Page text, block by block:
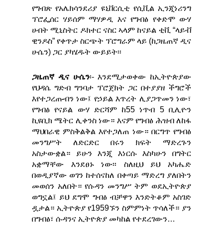
የግብጽ የአሌክሳንደሪያ ዩኒቨርሲቲ የሲቪል ኢንጂነሪንግ
ፕሮፌሰር ሃይሰም ማሃዎዲ እና የግብፅ የቀድሞ ውሃ
ሀብት ሚኒስትር ዶክተር ናስር ኣላም ከናይል ቲቪ “ላይቭ
ዊንዶስ” የቀጥታ ስርጭት ፕሮግራም ላይ (ከጋዜጠኛ ዲና
ሁሴን) ጋር ያካሄዱት ውይይት፡፡
ጋዜጠኛ ዲና ሁሴን፡- እንደሚታወቀው ከኢትዮጵያው
የህዳሴ ግድብ ግንባታ ፕሮጀክት ጋር በተያያዘ ችግሮች
እየተጋረጡብን ነው፤ የኃይል እጥረት ሊያጋጥመን ነው፣
የግብፅ የናይል ውሃ ድርሻም ከ55 ነጥብ 5 ቢሊዮን
ኪዩቢክ ሜትር ሊቀንስ ነው። እናም የግብፅ ሕዝብ ለከፋ
ማህበራዊ ምስቅልቅል እየተጋለጠ ነው። በርግጥ የግብፅ
መንግሥት ለድርድር በሩን ክፍት ማድረጉን
አስታውቋል። ይሁን እንጂ እነርሱ እስካሁን በግትር
አቋማቸው እንደፀኑ ነው፡፡ ስለዚህ ይህ አካሔድ
በወዲያኛው ወገን ከተሰናከለ በቀጣይ ማድረግ ያለበትን
መወሰን አለበት። የሱዳን መንግሥ ትም ወደኢትዮጵያ
ወግኗል፤ ይህ ደግሞ ግብፅ ብቻዋን እንድትቆም አስገድ
ዷታል። ኢትዮጵያ የ1959ኙን ስምምነት ጥሳለች። ያን
በግብፅ፣ ሱዳንና ኢትዮጵያ መካከል የተደረገውን…